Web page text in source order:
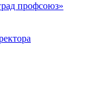
профсоюз»